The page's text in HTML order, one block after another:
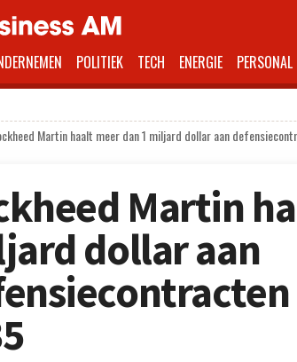
POLITIEK TECH ENERGIE
Martin haalt meer dan 1 miljard dollar aan
Martin
dollar aan